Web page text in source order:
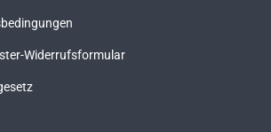
Widerrufsformular